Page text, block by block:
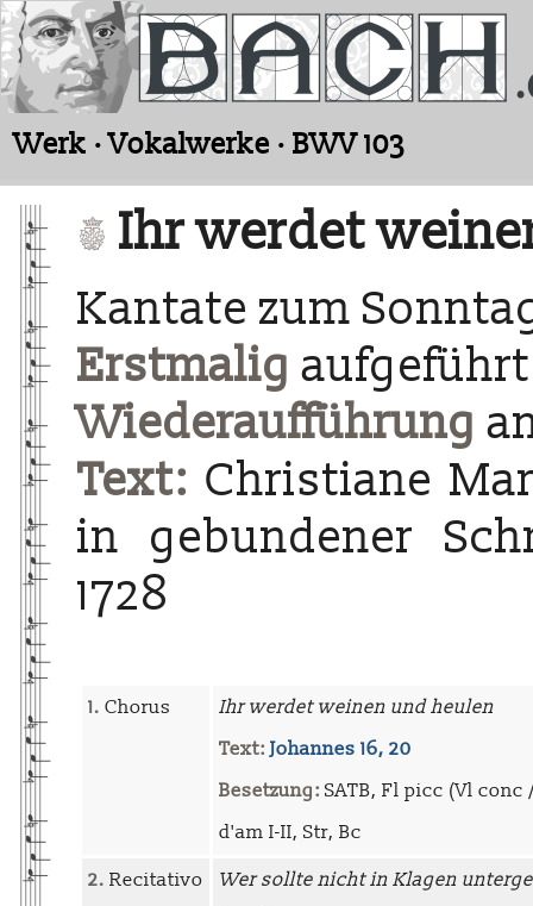
Werk · Vokalwerke · BWV 103
Ihr werdet
Kantate zum
Erstmalig aufgeführt
Wiederaufführung
Text: Christiane
in gebundener
1728
1. Chorus
Ihr werdet weinen und heulen
Text: Johannes 16, 20
Besetzung: SATB, Fl picc (Vl conc
d'am I-II, Str, Bc
2. Recitativo
Wer sollte nicht in Klagen